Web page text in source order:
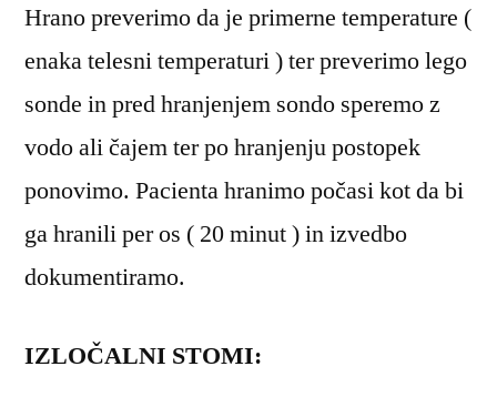
Hrano preverimo da je primerne temperature (
enaka telesni temperaturi ) ter preverimo lego
sonde in pred hranjenjem sondo speremo z
vodo ali čajem ter po hranjenju postopek
ponovimo. Pacienta hranimo počasi kot da bi
ga hranili per os ( 20 minut ) in izvedbo
dokumentiramo.
IZLOČALNI STOMI: